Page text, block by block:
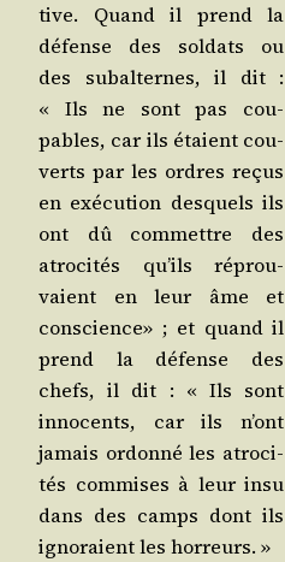
tive. Quand il prend la
défense des sol­dats ou
des subal­ternes, il dit :
« Ils ne sont pas cou­
pables, car ils étaient cou­
verts par les ordres reçus
en exé­cu­tion des­quels ils
ont dû com­mettre des
atro­ci­tés qu’ils réprou­
vaient en leur âme et
conscience» ; et quand il
prend la défense des
chefs, il dit : « Ils sont
inno­cents, car ils n’ont
jamais ordon­né les atro­ci­
tés com­mises à leur insu
dans des camps dont ils
igno­raient les horreurs. »